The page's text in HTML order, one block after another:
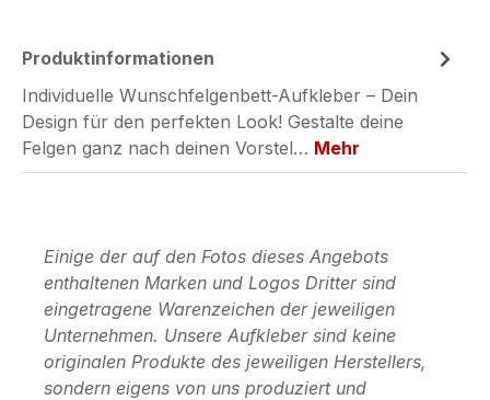
Produktinformationen
Individuelle Wunschfelgenbett-Aufkleber – Dein
Design für den perfekten Look! Gestalte deine
Felgen ganz nach deinen Vorstel… Mehr
Einige der auf den Fotos dieses Angebots
enthaltenen Marken und Logos Dritter sind
eingetragene Warenzeichen der jeweiligen
Unternehmen. Unsere Aufkleber sind keine
originalen Produkte des jeweiligen Herstellers,
sondern eigens von uns produziert und